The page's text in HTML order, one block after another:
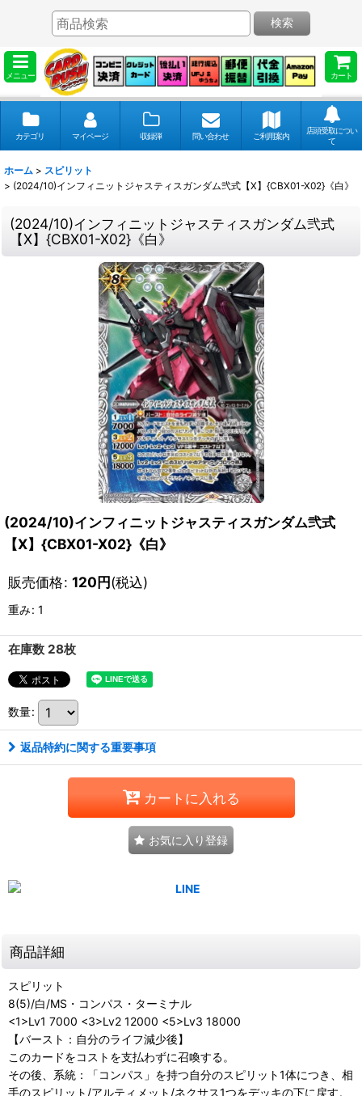
メニュー カート
検索
カテゴリ マイページ 収録弾 問い合わせ ご利用案内
店頭受取につい
て
ホーム > スピリット
> (2024/10)インフィニットジャスティスガンダム弐式【X】{CBX01-X02}《白》
(2024/10)インフィニットジャスティスガンダム弐式
【X】{CBX01-X02}《白》
(2024/10)インフィニットジャスティスガンダム弐式
【X】{CBX01-X02}《白》
販売価格: 120円(税込)
重み: 1
在庫数 28枚
数量:
返品特約に関する重要事項
カートに入れる
お気に入り登録
商品詳細
スピリット
8(5)/白/MS・コンパス・ターミナル
<1>Lv1 7000 <3>Lv2 12000 <5>Lv3 18000
【バースト：自分のライフ減少後】
このカードをコストを支払わずに召喚する。
その後、系統：「コンパス」を持つ自分のスピリット1体につき、相
手のスピリット/アルティメット/ネクサス1つをデッキの下に戻す。